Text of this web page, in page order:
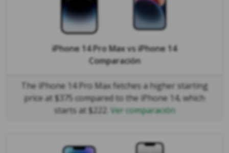
iPhone 14 Pro MaxvsiPhone 14
Comparación
The iPhone 14 Pro Max fetches a higher starting
price at $375 compared to the iPhone 14, which
starts at $222. Ver comparación